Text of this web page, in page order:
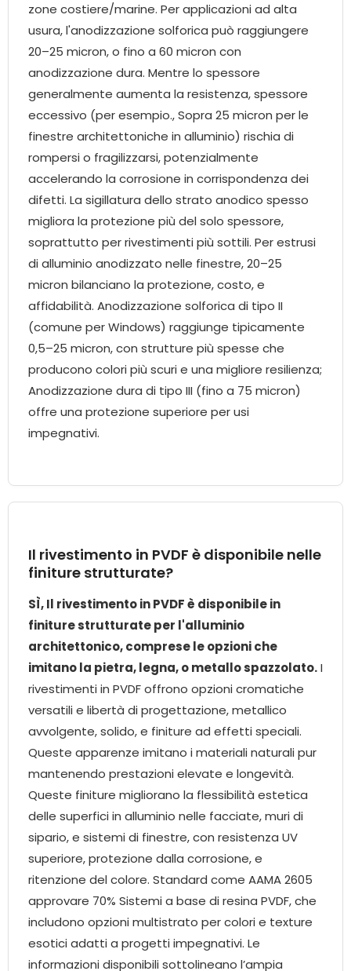
zone costiere/marine. Per applicazioni ad alta
usura, l'anodizzazione solforica può raggiungere
20–25 micron, o fino a 60 micron con
anodizzazione dura. Mentre lo spessore
generalmente aumenta la resistenza, spessore
eccessivo (per esempio., Sopra 25 micron per le
finestre architettoniche in alluminio) rischia di
rompersi o fragilizzarsi, potenzialmente
accelerando la corrosione in corrispondenza dei
difetti. La sigillatura dello strato anodico spesso
migliora la protezione più del solo spessore,
soprattutto per rivestimenti più sottili. Per estrusi
di alluminio anodizzato nelle finestre, 20–25
micron bilanciano la protezione, costo, e
affidabilità. Anodizzazione solforica di tipo II
(comune per Windows) raggiunge tipicamente
0,5–25 micron, con strutture più spesse che
producono colori più scuri e una migliore resilienza;
Anodizzazione dura di tipo III (fino a 75 micron)
offre una protezione superiore per usi
impegnativi.
Il rivestimento in PVDF è disponibile nelle
finiture strutturate?
SÌ, Il rivestimento in PVDF è disponibile in
finiture strutturate per l'alluminio
architettonico, comprese le opzioni che
imitano la pietra, legna, o metallo spazzolato.I
rivestimenti in PVDF offrono opzioni cromatiche
versatili e libertà di progettazione, metallico
avvolgente, solido, e finiture ad effetti speciali.
Queste apparenze imitano i materiali naturali pur
mantenendo prestazioni elevate e longevità.
Queste finiture migliorano la flessibilità estetica
delle superfici in alluminio nelle facciate, muri di
sipario, e sistemi di finestre, con resistenza UV
superiore, protezione dalla corrosione, e
ritenzione del colore. Standard come AAMA 2605
approvare 70% Sistemi a base di resina PVDF, che
includono opzioni multistrato per colori e texture
esotici adatti a progetti impegnativi. Le
informazioni disponibili sottolineano l’ampia